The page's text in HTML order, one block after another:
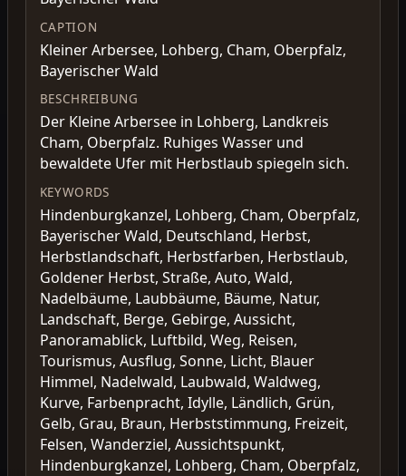
CAPTION
Kleiner Arbersee, Lohberg, Cham, Oberpfalz,
Bayerischer Wald
BESCHREIBUNG
Der Kleine Arbersee in Lohberg, Landkreis
Cham, Oberpfalz. Ruhiges Wasser und
bewaldete Ufer mit Herbstlaub spiegeln sich.
KEYWORDS
Hindenburgkanzel, Lohberg, Cham, Oberpfalz,
Bayerischer Wald, Deutschland, Herbst,
Herbstlandschaft, Herbstfarben, Herbstlaub,
Goldener Herbst, Straße, Auto, Wald,
Nadelbäume, Laubbäume, Bäume, Natur,
Landschaft, Berge, Gebirge, Aussicht,
Panoramablick, Luftbild, Weg, Reisen,
Tourismus, Ausflug, Sonne, Licht, Blauer
Himmel, Nadelwald, Laubwald, Waldweg,
Kurve, Farbenpracht, Idylle, Ländlich, Grün,
Gelb, Grau, Braun, Herbststimmung, Freizeit,
Felsen, Wanderziel, Aussichtspunkt,
Hindenburgkanzel, Lohberg, Cham, Oberpfalz,